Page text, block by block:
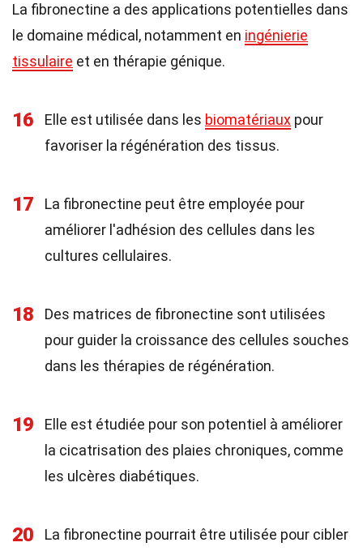
La fibronectine a des applications potentielles dans
le domaine médical, notamment en ingénierie
tissulaire et en thérapie génique.
16 Elle est utilisée dans les biomatériaux pour
favoriser la régénération des tissus.
17
La fibronectine peut être employée pour
améliorer l'adhésion des cellules dans les
cultures cellulaires.
18
Des matrices de fibronectine sont utilisées
pour guider la croissance des cellules souches
dans les thérapies de régénération.
19
Elle est étudiée pour son potentiel à améliorer
la cicatrisation des plaies chroniques, comme
les ulcères diabétiques.
20
La fibronectine pourrait être utilisée pour cibler